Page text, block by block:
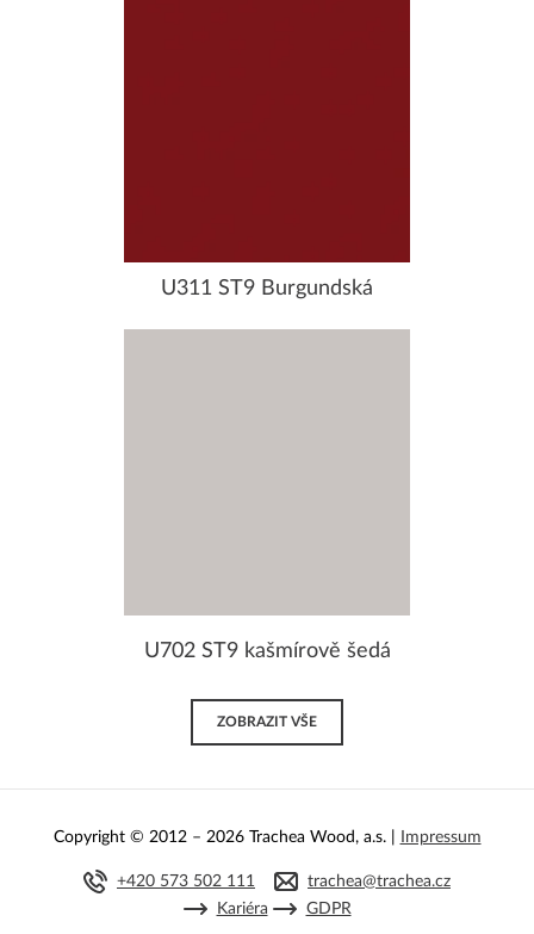
U311 ST9 Burgundská
U702 ST9 kašmírově šedá
ZOBRAZIT VŠE
Copyright © 2012 – 2026 Trachea Wood, a.s. | Impressum
+420 573 502 111
trachea@trachea.cz
Kariéra
GDPR